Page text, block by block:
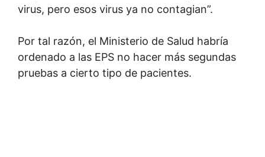
virus, pero esos virus ya no contagian”.
Por tal razón, el Ministerio de Salud habría
ordenado a las EPS no hacer más segundas
pruebas a cierto tipo de pacientes.